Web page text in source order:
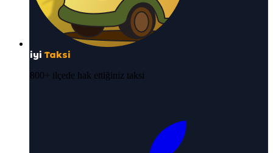
iyi Taksi
800+ ilçede hak ettiğiniz taksi